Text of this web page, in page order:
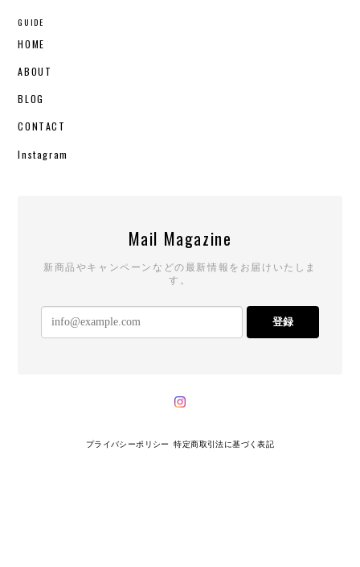
GUIDE
HOME
ABOUT
BLOG
CONTACT
Instagram
Mail Magazine
新商品やキャンペーンなどの最新情報をお届けいたしま
す。
登録
プライバシーポリシー 特定商取引法に基づく表記